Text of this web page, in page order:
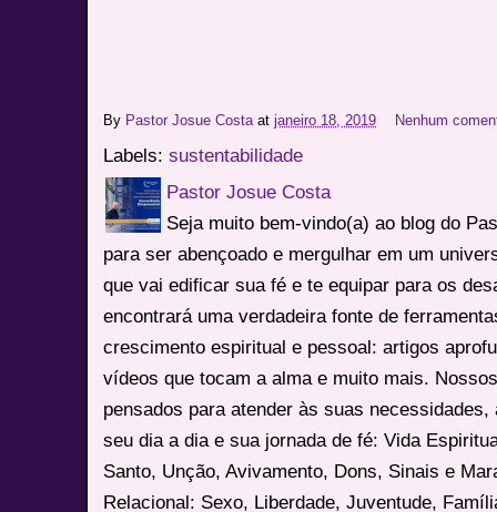
By Pastor Josue Costa atjaneiro 18, 2019 Nenhum
Labels:sustentabilidade
Pastor Josue Costa
Seja muito bem-vindo(a) ao blog do
para ser abençoado e mergulhar em um
que vai edificar sua fé e te equipar para os
encontrará uma verdadeira fonte de
crescimento espiritual e pessoal: artigos
vídeos que tocam a alma e muito mais.
pensados para atender às suas
seu dia a dia e sua jornada de fé: Vida
Santo, Unção, Avivamento, Dons, Sinais e
Relacional: Sexo, Liberdade, Juventude,